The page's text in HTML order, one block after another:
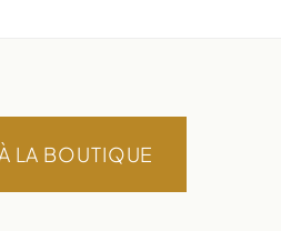
LA BOUTIQUE